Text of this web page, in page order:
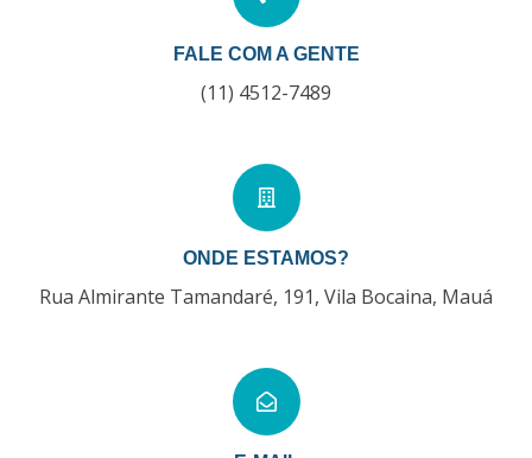
FALE COM A GENTE
(11) 4512-7489
ONDE ESTAMOS?
Rua Almirante Tamandaré, 191, Vila Bocaina, Mauá